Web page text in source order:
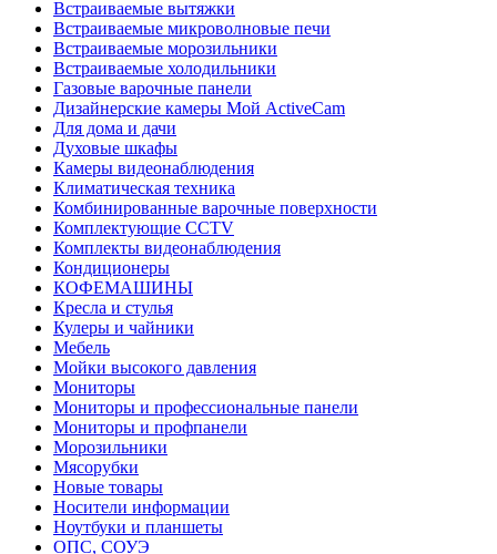
Встраиваемые вытяжки
Встраиваемые микроволновые печи
Встраиваемые морозильники
Встраиваемые холодильники
Газовые варочные панели
Дизайнерские камеры Мой ActiveCam
Для дома и дачи
Духовые шкафы
Камеры видеонаблюдения
Климатическая техника
Комбинированные варочные поверхности
Комплектующие CCTV
Комплекты видеонаблюдения
Кондиционеры
КОФЕМАШИНЫ
Кресла и стулья
Кулеры и чайники
Мебель
Мойки высокого давления
Мониторы
Мониторы и профессиональные панели
Мониторы и профпанели
Морозильники
Мясорубки
Новые товары
Носители информации
Ноутбуки и планшеты
ОПС, СОУЭ